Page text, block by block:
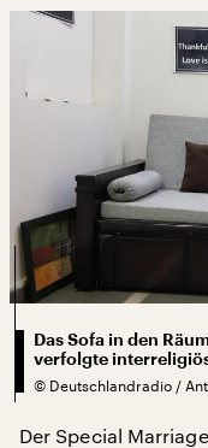
Das Sofa in den
verfolgte
© Deutschlandradio /
Der Special